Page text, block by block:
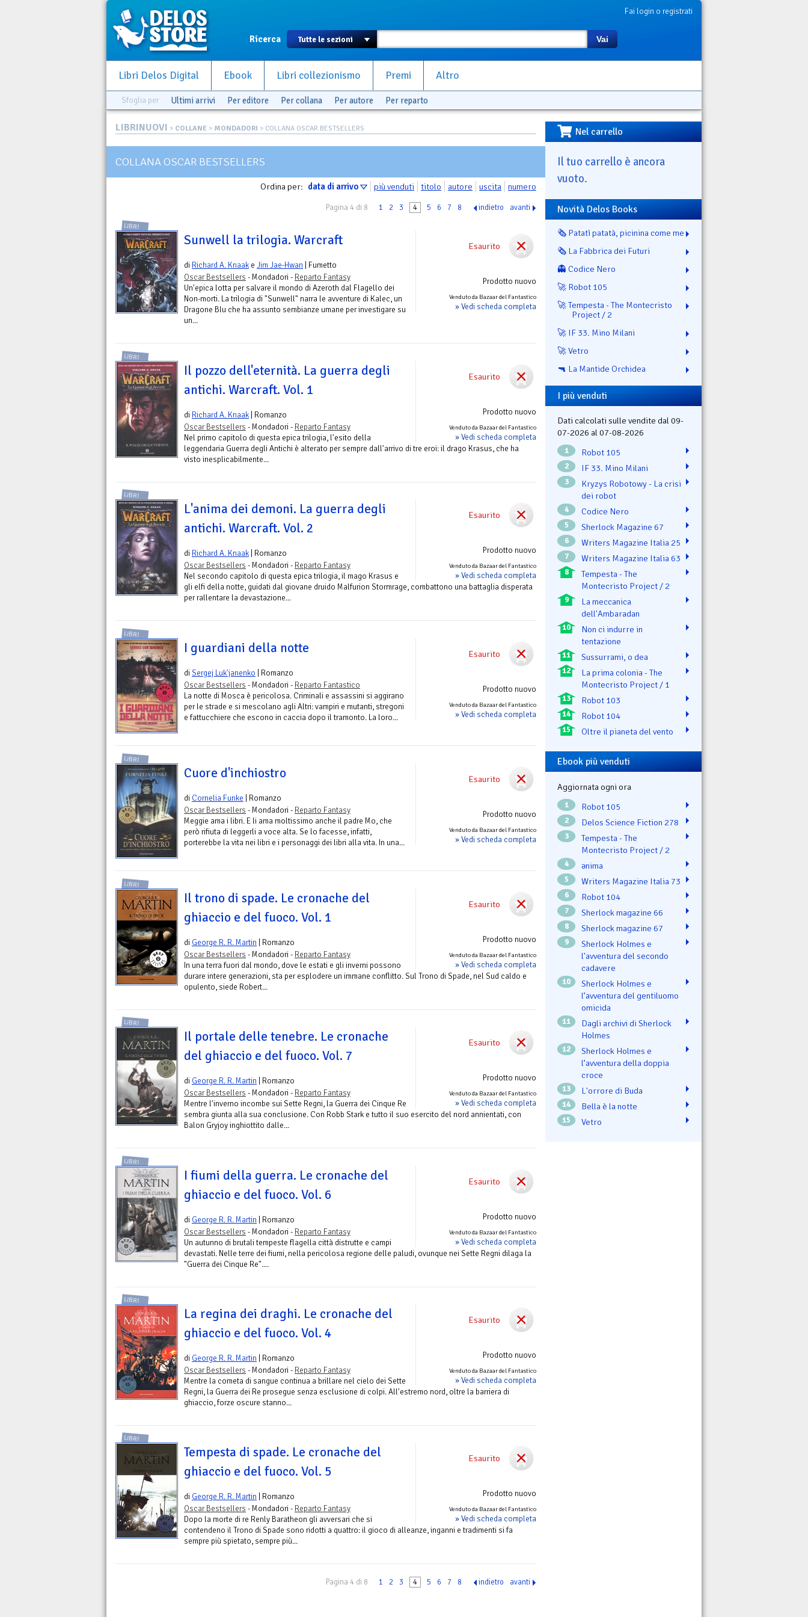
Fai login o registrati
Ricerca Vai
Libri Delos Digital Ebook Libri collezionismo Premi Altro
Sfoglia per Ultimi arrivi Per editore Per collana Per autore Per reparto
LIBRINUOVI > COLLANE > MONDADORI > COLLANA OSCAR BESTSELLERS
COLLANA OSCAR BESTSELLERS
Ordina per: data di arrivo più venduti titolo autore uscita numero
Pagina 4 di 8 1 2 3 4 5 6 7 8 indietro avanti
Esaurito
Prodotto nuovo
Venduto da Bazaar del Fantastico
» Vedi scheda completa
LIBRI
Sunwell la trilogia. Warcraft
di Richard A. Knaak e Jim Jae-Hwan | Fumetto
Oscar Bestsellers - Mondadori - Reparto Fantasy
Un'epica lotta per salvare il mondo di Azeroth dal Flagello dei
Non-morti. La trilogia di "Sunwell" narra le avventure di Kalec, un
Dragone Blu che ha assunto sembianze umane per investigare su
un...
Esaurito
Prodotto nuovo
Venduto da Bazaar del Fantastico
» Vedi scheda completa
LIBRI
Il pozzo dell'eternità. La guerra degli
antichi. Warcraft. Vol. 1
di Richard A. Knaak | Romanzo
Oscar Bestsellers - Mondadori - Reparto Fantasy
Nel primo capitolo di questa epica trilogia, l'esito della
leggendaria Guerra degli Antichi è alterato per sempre dall'arrivo di tre eroi: il drago Krasus, che ha
visto inesplicabilmente...
Esaurito
Prodotto nuovo
Venduto da Bazaar del Fantastico
» Vedi scheda completa
LIBRI
L'anima dei demoni. La guerra degli
antichi. Warcraft. Vol. 2
di Richard A. Knaak | Romanzo
Oscar Bestsellers - Mondadori - Reparto Fantasy
Nel secondo capitolo di questa epica trilogia, il mago Krasus e
gli elfi della notte, guidati dal giovane druido Malfurion Stormrage, combattono una battaglia disperata
per rallentare la devastazione...
Esaurito
Prodotto nuovo
Venduto da Bazaar del Fantastico
» Vedi scheda completa
LIBRI
I guardiani della notte
diSergej Luk'janenko | Romanzo
Oscar Bestsellers - Mondadori - Reparto Fantastico
La notte di Mosca è pericolosa. Criminali e assassini si aggirano
per le strade e si mescolano agli Altri: vampiri e mutanti, stregoni
e fattucchiere che escono in caccia dopo il tramonto. La loro...
Esaurito
Prodotto nuovo
Venduto da Bazaar del Fantastico
» Vedi scheda completa
LIBRI
Cuore d'inchiostro
di Cornelia Funke | Romanzo
Oscar Bestsellers - Mondadori - Reparto Fantasy
Meggie ama i libri. E li ama moltissimo anche il padre Mo, che
però rifiuta di leggerli a voce alta. Se lo facesse, infatti,
porterebbe la vita nei libri e i personaggi dei libri alla vita. In una...
Esaurito
Prodotto nuovo
Venduto da Bazaar del Fantastico
» Vedi scheda completa
LIBRI
Il trono di spade. Le cronache del
ghiaccio e del fuoco. Vol. 1
di George R. R. Martin | Romanzo
Oscar Bestsellers - Mondadori - Reparto Fantasy
In una terra fuori dal mondo, dove le estati e gli inverni possono
durare intere generazioni, sta per esplodere un immane conflitto. Sul Trono di Spade, nel Sud caldo e
opulento, siede Robert...
Esaurito
Prodotto nuovo
Venduto da Bazaar del Fantastico
» Vedi scheda completa
LIBRI
Il portale delle tenebre. Le cronache
del ghiaccio e del fuoco. Vol. 7
di George R. R. Martin | Romanzo
Oscar Bestsellers - Mondadori - Reparto Fantasy
Mentre l'inverno incombe sui Sette Regni, la Guerra dei Cinque Re
sembra giunta alla sua conclusione. Con Robb Stark e tutto il suo esercito del nord annientati, con
Balon Gryjoy inghiottito dalle...
Esaurito
Prodotto nuovo
Venduto da Bazaar del Fantastico
» Vedi scheda completa
LIBRI
I fiumi della guerra. Le cronache del
ghiaccio e del fuoco. Vol. 6
di George R. R. Martin | Romanzo
Oscar Bestsellers - Mondadori - Reparto Fantasy
Un autunno di brutali tempeste flagella città distrutte e campi
devastati. Nelle terre dei fiumi, nella pericolosa regione delle paludi, ovunque nei Sette Regni dilaga la
"Guerra dei Cinque Re"....
Esaurito
Prodotto nuovo
Venduto da Bazaar del Fantastico
» Vedi scheda completa
LIBRI
La regina dei draghi. Le cronache del
ghiaccio e del fuoco. Vol. 4
di George R. R. Martin | Romanzo
Oscar Bestsellers - Mondadori - Reparto Fantasy
Mentre la cometa di sangue continua a brillare nel cielo dei Sette
Regni, la Guerra dei Re prosegue senza esclusione di colpi. All'estremo nord, oltre la barriera di
ghiaccio, forze oscure stanno...
Esaurito
Prodotto nuovo
Venduto da Bazaar del Fantastico
» Vedi scheda completa
LIBRI
Tempesta di spade. Le cronache del
ghiaccio e del fuoco. Vol. 5
di George R. R. Martin | Romanzo
Oscar Bestsellers - Mondadori - Reparto Fantasy
Dopo la morte di re Renly Baratheon gli avversari che si
contendeno il Trono di Spade sono ridotti a quattro: il gioco di alleanze, inganni e tradimenti si fa
sempre più spietato, sempre più...
Pagina 4 di 8 1 2 3 4 5 6 7 8 indietro avanti
Nel carrello
Il tuo carrello è ancora
vuoto.
Novità Delos Books
🗞️ Patatì patatà, picinina come me
🗞️ La Fabbrica dei Futuri
👻 Codice Nero
🚀 Robot 105
🚀 Tempesta - The Montecristo
Project / 2
🚀 IF 33. Mino Milani
🚀 Vetro
🔫 La Mantide Orchidea
I più venduti
Dati calcolati sulle vendite dal 09-
07-2026 al 07-08-2026
1 Robot 105
2 IF 33. Mino Milani
3
Kryzys Robotowy - La crisi
dei robot
4 Codice Nero
5 Sherlock Magazine 67
6 Writers Magazine Italia 25
7 Writers Magazine Italia 63
8
Tempesta - The
Montecristo Project / 2
9
La meccanica
dell'Ambaradan
10
Non ci indurre in
tentazione
11 Sussurrami, o dea
12
La prima colonia - The
Montecristo Project / 1
13 Robot 103
14 Robot 104
15 Oltre il pianeta del vento
Ebook più venduti
Aggiornata ogni ora
1 Robot 105
2 Delos Science Fiction 278
3
Tempesta - The
Montecristo Project / 2
4 ənima
5 Writers Magazine Italia 73
6 Robot 104
7 Sherlock magazine 66
8 Sherlock magazine 67
9
Sherlock Holmes e
l'avventura del secondo
cadavere
10
Sherlock Holmes e
l’avventura del gentiluomo
omicida
11
Dagli archivi di Sherlock
Holmes
12
Sherlock Holmes e
l’avventura della doppia
croce
13 L'orrore di Buda
14 Bella è la notte
15 Vetro